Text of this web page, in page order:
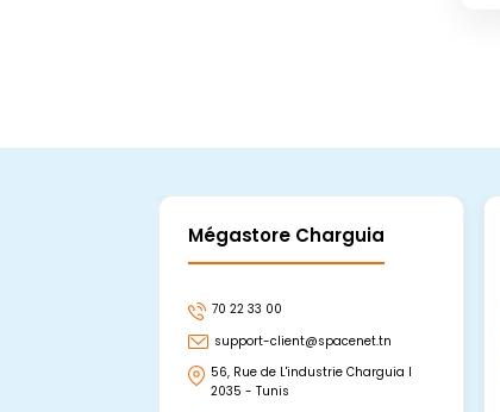
Mégastore Charguia
70 22 33 00
support-client@spacenet.tn
56, Rue de L'industrie Charguia I
2035 - Tunis